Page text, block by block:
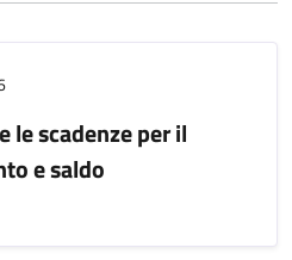
le scadenze per il
e saldo